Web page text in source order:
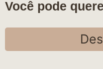
Você pode